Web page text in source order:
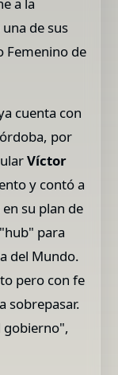
a la
de sus
Femenino de
cuenta con
por
Víctor
y contó a
su plan de
para
del Mundo.
pero con fe
sobrepasar.
gobierno",